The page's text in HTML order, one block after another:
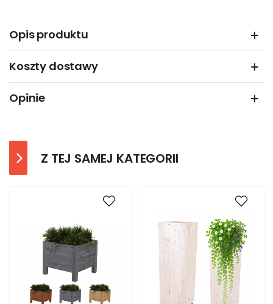
Opis produktu
Koszty dostawy
Opinie
Z TEJ SAMEJ KATEGORII